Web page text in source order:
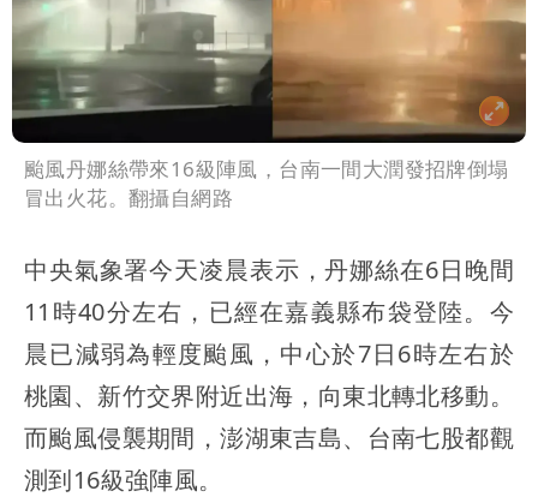
颱風丹娜絲帶來16級陣風，台南一間大潤發招牌倒塌
冒出火花。翻攝自網路
中央氣象署今天凌晨表示，丹娜絲在6日晚間
11時40分左右，已經在嘉義縣布袋登陸。今
晨已減弱為輕度颱風，中心於7日6時左右於
桃園、新竹交界附近出海，向東北轉北移動。
而颱風侵襲期間，澎湖東吉島、台南七股都觀
測到16級強陣風。